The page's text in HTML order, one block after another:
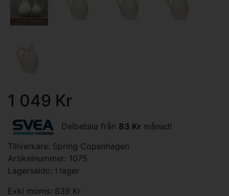
1 049 Kr
Delbetala från 83 Kr månad!
Tillverkare: Spring Copenhagen
Artikelnummer: 1075
Lagersaldo: I lager
Exkl moms: 839 Kr